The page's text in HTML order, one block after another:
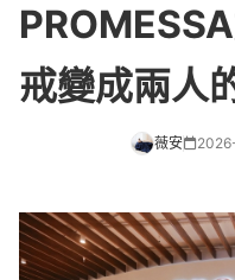
戒變成兩人
薇安